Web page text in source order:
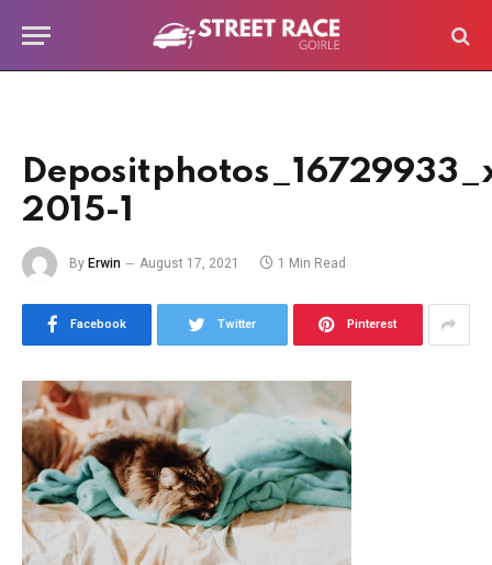
2015-1
By Erwin August 17, 2021 1 Min Read
Facebook Twitter Pinterest